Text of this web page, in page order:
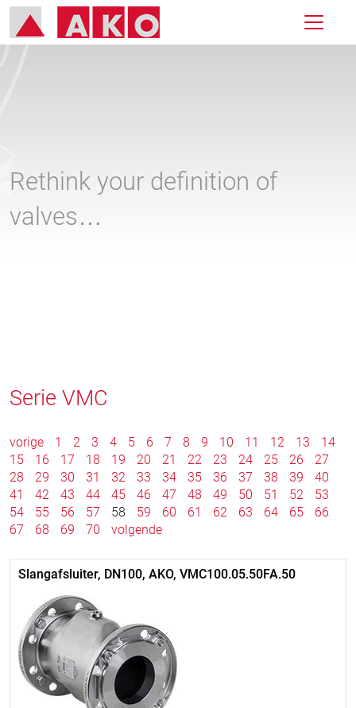
Rethink your definition of
valves…
Serie VMC
vorige 1 2 3 4 5 6 7 8 9 10 11 12 13
14
15
16 17 18 19 20 21 22 23 24 25 26
27
28
29 30 31 32 33 34 35 36 37 38 39
40
41
42 43 44 45 46 47 48 49 50 51 52
53
54
55 56 57 58 59 60 61 62 63 64 65
66
67
68 69 70 volgende
Slangafsluiter, DN100, AKO, VMC100.05.50FA.50